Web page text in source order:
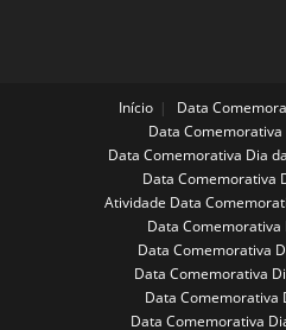
Início
Data
Data Comemorativa
Data Comemorativa Dia
Data Comemorativa
Atividade Data
Data Comemorativa
Data Comemorativa
Data Comemorativa
Data Comemorativa
Data Comemorativa